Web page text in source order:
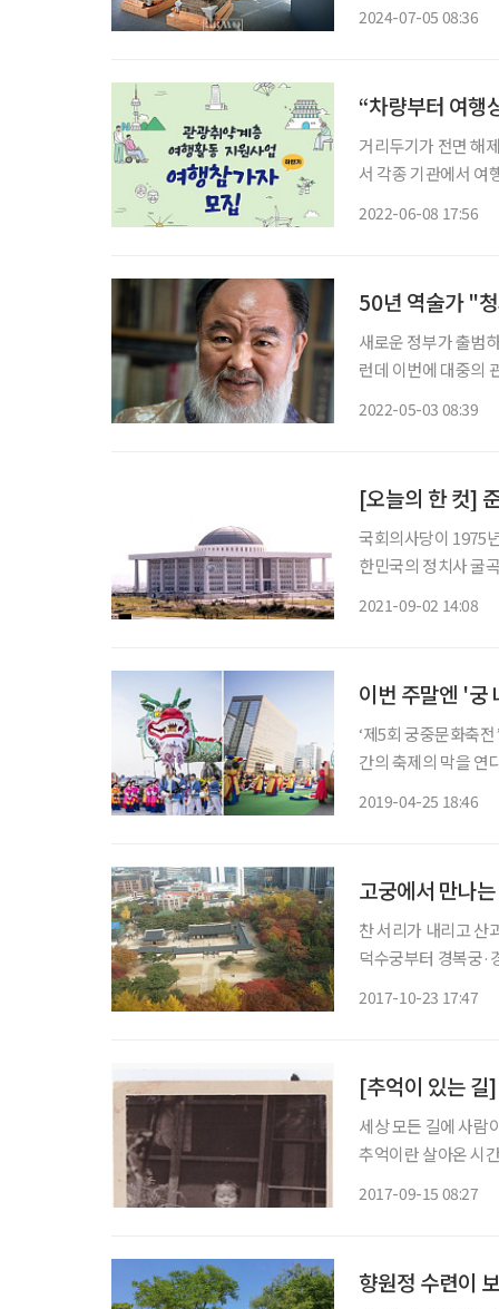
2024-07-05 08:36
“차량부터 여행
거리두기가 전면 해
서 각종 기관에서 여
2022-06-08 17:56
50년 역술가 "
새로운 정부가 출범
런데 이번에 대중의
2022-05-03 08:39
[오늘의 한 컷]
국회의사당이 1975
한민국의 정치사 굴
2021-09-02 14:08
이번 주말엔 '궁
‘제5회 궁중문화축
간의 축제의 막을 연
2019-04-25 18:46
고궁에서 만나
찬 서리가 내리고 산
덕수궁부터 경복궁·
2017-10-23 17:47
[추억이 있는 길
세상 모든 길에 사람
추억이란 살아온 시
2017-09-15 08:27
향원정 수련이